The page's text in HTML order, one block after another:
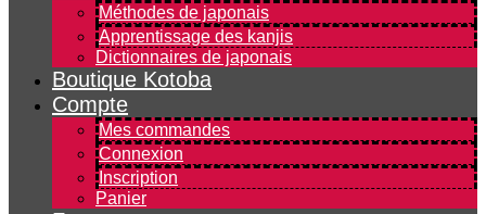
Méthodes de japonais
Apprentissage des kanjis
Dictionnaires de japonais
Boutique Kotoba
Compte
Mes commandes
Connexion
Inscription
Panier